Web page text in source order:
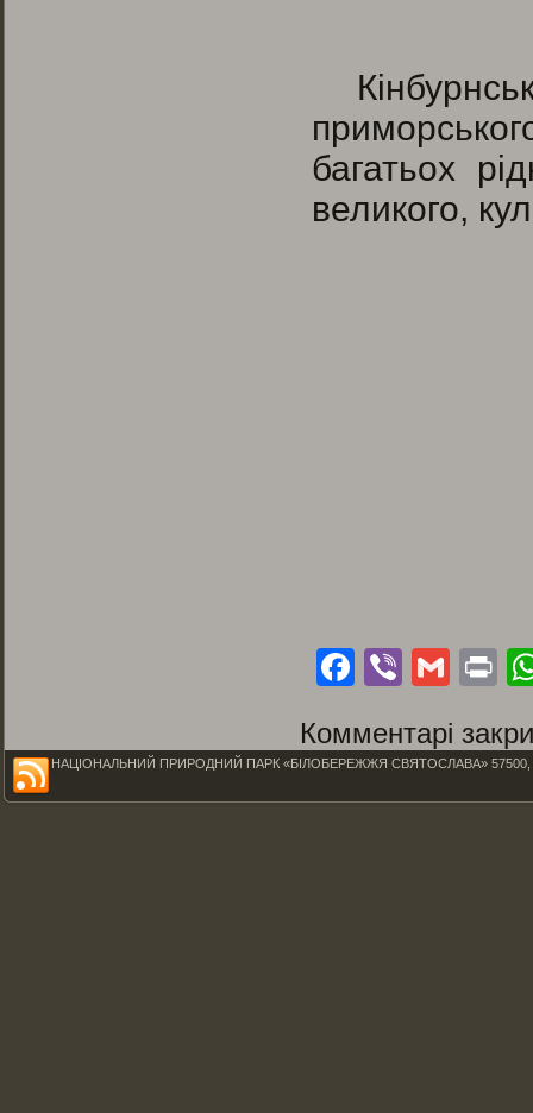
багатьох
великого,
Facebook
Viber
Комментарі
НАЦІОНАЛЬНИЙ ПРИРОДНИЙ ПАРК «БІЛОБЕРЕЖЖЯ СВЯТОСЛАВА» 57500,